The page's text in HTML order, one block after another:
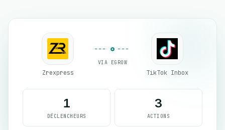
Zrexpress
VIA EGROW
TikTok Inbox
1
DÉCLENCHEURS
3
ACTIONS